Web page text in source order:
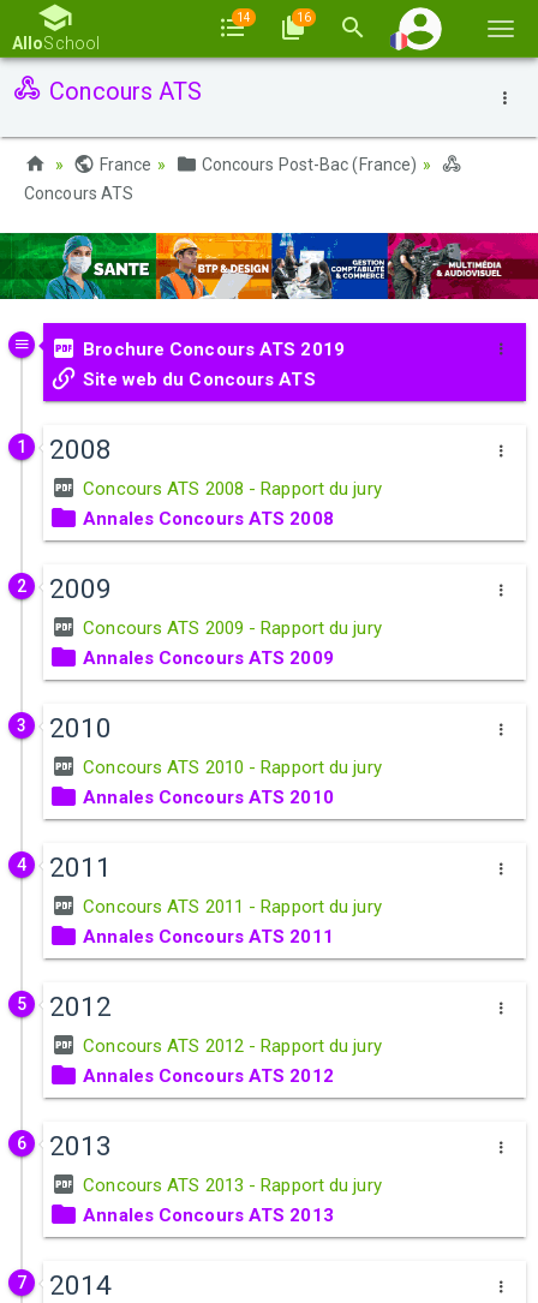
la
AlloSchool
14 16
Concours ATS
France
Concours Post-Bac (France)
Concours ATS
Brochure Concours ATS 2019
Site web du Concours ATS
1 2008
Concours ATS 2008 - Rapport du jury
Annales Concours ATS 2008
2 2009
Concours ATS 2009 - Rapport du jury
Annales Concours ATS 2009
3 2010
Concours ATS 2010 - Rapport du jury
Annales Concours ATS 2010
4 2011
Concours ATS 2011 - Rapport du jury
Annales Concours ATS 2011
5 2012
Concours ATS 2012 - Rapport du jury
Annales Concours ATS 2012
6 2013
Concours ATS 2013 - Rapport du jury
Annales Concours ATS 2013
7 2014